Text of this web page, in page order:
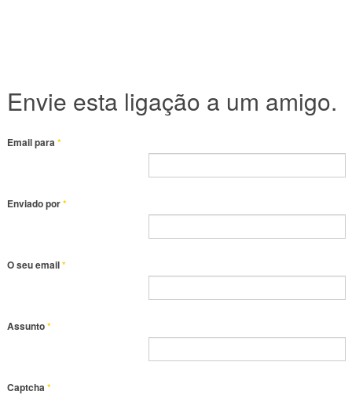
Envie esta ligação a um amigo.
Email para*
Enviado por*
O seu email*
Assunto*
Captcha*